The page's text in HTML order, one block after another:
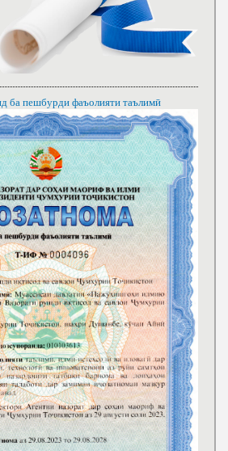
ба пешбурди фаъолияти таълимӣ